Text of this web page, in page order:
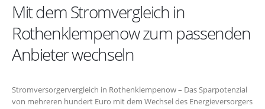
Mit dem Stromvergleich in
Rothenklempenow zum passenden
Anbieter wechseln
Stromversorgervergleich in Rothenklempenow – Das Sparpotenzial
von mehreren hundert Euro mit dem Wechsel des Energieversorgers